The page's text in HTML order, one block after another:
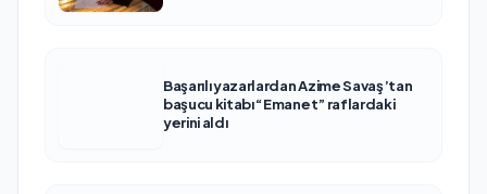
Başarılı yazarlardan Azime Savaş’tan
başucu kitabı “Emanet” raflardaki
yerini aldı